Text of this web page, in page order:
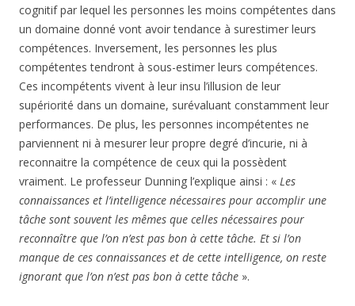
cognitif par lequel les personnes les moins compétentes dans
un domaine donné vont avoir tendance à surestimer leurs
compétences. Inversement, les personnes les plus
compétentes tendront à sous-estimer leurs compétences.
Ces incompétents vivent à leur insu l’illusion de leur
supériorité dans un domaine, surévaluant constamment leur
performances. De plus, les personnes incompétentes ne
parviennent ni à mesurer leur propre degré d’incurie, ni à
reconnaitre la compétence de ceux qui la possèdent
vraiment. Le professeur Dunning l’explique ainsi : « Les
connaissances et l’intelligence nécessaires pour accomplir une
tâche sont souvent les mêmes que celles nécessaires pour
reconnaître que l’on n’est pas bon à cette tâche. Et si l’on
manque de ces connaissances et de cette intelligence, on reste
ignorant que l’on n’est pas bon à cette tâche ».